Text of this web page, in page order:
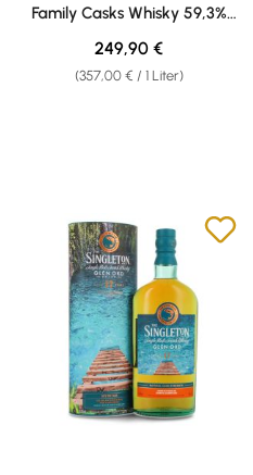
Family Casks Whisky 59,3%
vol. 0,70l
(357,00 € / 1 Liter)
Regulärer Preis:
249,90 €